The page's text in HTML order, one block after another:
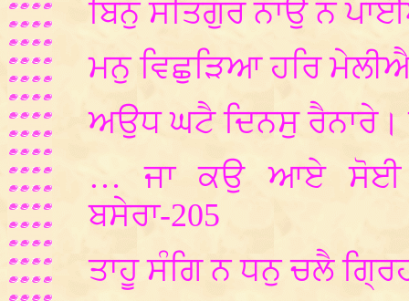
ਬਿਨੁ ਸਤਿਗੁਰ ਨਾਉ ਨ
ਮਨੁ ਵਿਛੁੜਿਆ ਹਰਿ
ਅਉਧ ਘਟੈ ਦਿਨਸੁ ਰੈਨਾਰੇ।
… ਜਾ ਕਉ ਆਏ ਸੋਈ
ਬਸੇਰਾ-205
ਤਾਹੂ ਸੰਗਿ ਨ ਧਨੁ ਚਲੈ